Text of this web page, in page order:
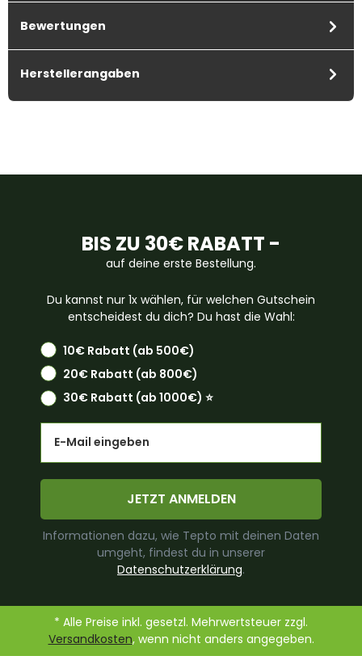
Bewertungen
Herstellerangaben
BIS ZU 30€ RABATT -
auf deine erste Bestellung.
Du kannst nur 1x wählen, für welchen Gutschein
entscheidest du dich? Du hast die Wahl:
10€ Rabatt (ab 500€)
20€ Rabatt (ab 800€)
30€ Rabatt (ab 1000€) ⭐️
JETZT ANMELDEN
Informationen dazu, wie Tepto mit deinen Daten
umgeht, findest du in unserer
Datenschutzerklärung.
* Alle Preise inkl. gesetzl. Mehrwertsteuer zzgl.
Versandkosten, wenn nicht anders angegeben.